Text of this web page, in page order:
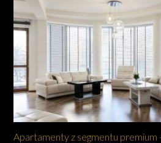
Apartamenty z segmentu premium